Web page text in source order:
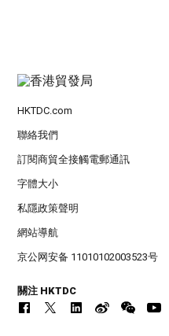
HKTDC.com
聯絡我們
訂閱商貿全接觸電郵通訊
字體大小
私隱政策聲明
網站導航
京公网安备 11010102003523号
關注 HKTDC